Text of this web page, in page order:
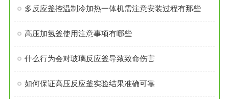
多反应釜控温制冷加热一体机需注意安装过程有那些
高压加氢釜使用注意事项有哪些
什么行为会对玻璃反应釜导致致命伤害
如何保证高压反应釜实验结果准确可靠